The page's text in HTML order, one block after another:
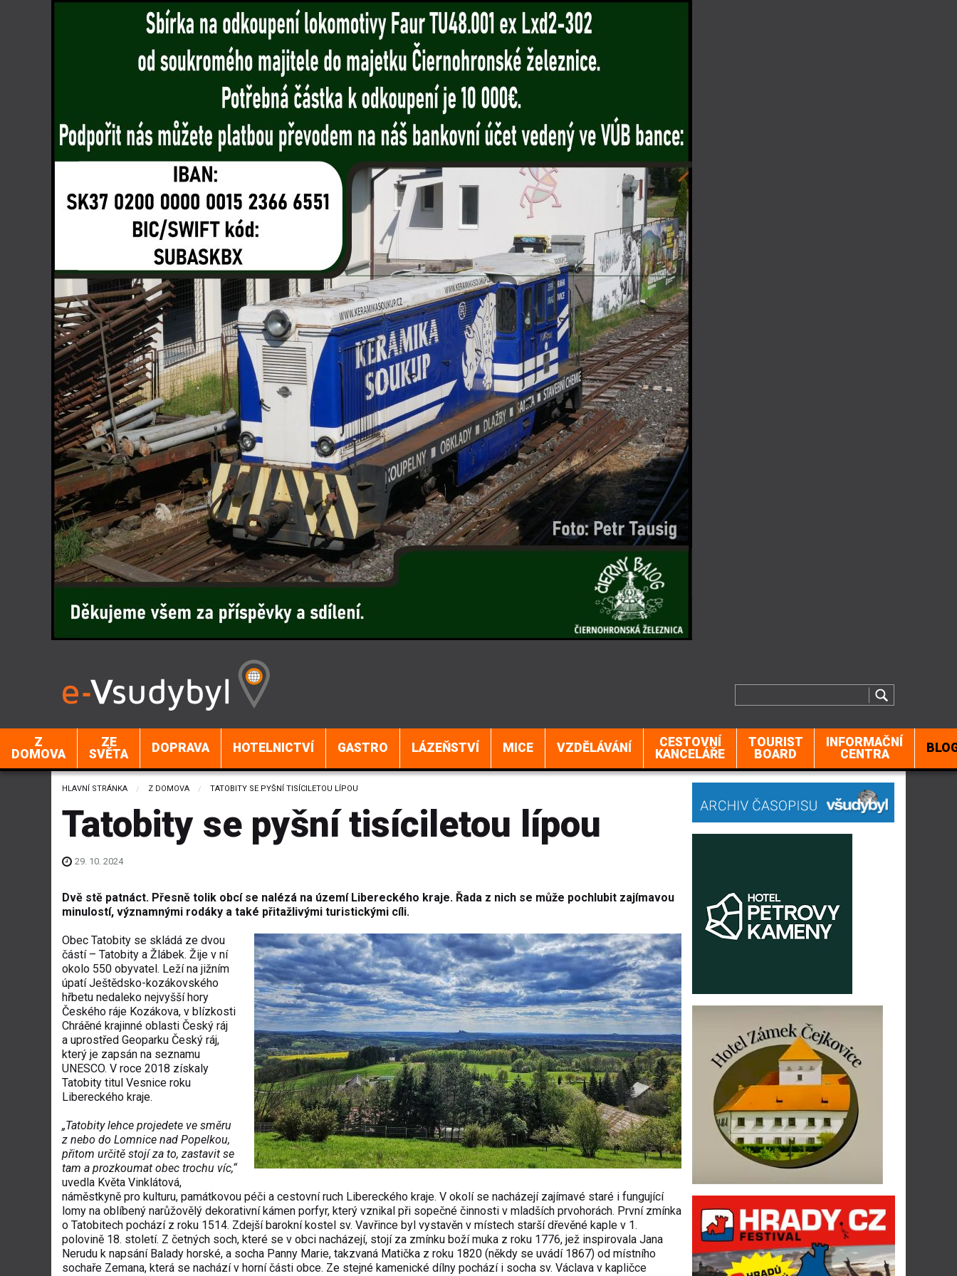
Z
DOMOVA
ZE
SVĚTA
DOPRAVA HOTELNICTVÍ GASTRO LÁZEŇSTVÍ MICE VZDĚLÁVÁNÍ
CESTOVNÍ
KANCELÁŘE
TOURIST
BOARD
INFORMAČNÍ
CENTRA
HLAVNÍ STRÁNKA Z DOMOVA CURRENT:
TATOBITY SE PYŠNÍ TISÍCILETOU LÍPOU
Tatobity se pyšní tisíciletou lípou
29. 10. 2024
Dvě stě patnáct. Přesně tolik obcí se nalézá na území Libereckého kraje. Řada z nich se může pochlubit zajímavou
minulostí, významnými rodáky a také přitažlivými turistickými cíli.
Obec Tatobity se skládá ze dvou
částí – Tatobity a Žlábek. Žije v ní
okolo 550 obyvatel. Leží na jižním
úpatí Ještědsko-kozákovského
hřbetu nedaleko nejvyšší hory
Českého ráje Kozákova, v blízkosti
Chráěné krajinné oblasti Český ráj
a uprostřed Geoparku Český ráj,
který je zapsán na seznamu
UNESCO. V roce 2018 získaly
Tatobity titul Vesnice roku
Libereckého kraje.
„Tatobity lehce projedete ve směru
z nebo do Lomnice nad Popelkou,
přitom určitě stojí za to, zastavit se
tam a prozkoumat obec trochu víc,“
uvedla Květa Vinklátová,
náměstkyně pro kulturu, památkovou péči a cestovní ruch Libereckého kraje. V okolí se nacházejí zajímavé staré i fungující
lomy na oblíbený narůžovělý dekorativní kámen porfyr, který vznikal při sopečné činnosti v mladších prvohorách. První zmínka
o Tatobitech pochází z roku 1514. Zdejší barokní kostel sv. Vavřince byl vystavěn v místech starší dřevěné kaple v 1.
polovině 18. století. Z četných soch, které se v obci nacházejí, stojí za zmínku boží muka z roku 1776, jež inspirovala Jana
Nerudu k napsání Balady horské, a socha Panny Marie, takzvaná Matička z roku 1820 (někdy se uvádí 1867) od místního
sochaře Zemana, která se nachází v horní části obce. Ze stejné kamenické dílny pochází i socha sv. Václava v kapličce